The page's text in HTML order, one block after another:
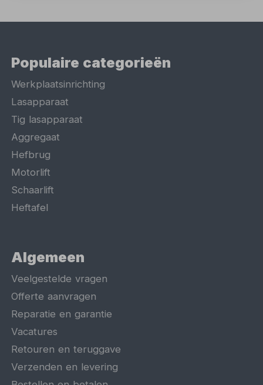
Populaire categorieën
Werkplaatsinrichting
Lasapparaat
Tig lasapparaat
Aggregaat
Hefbrug
Motorlift
Schaarlift
Heftafel
Algemeen
Veelgestelde vragen
Offerte aanvragen
Reparatie en garantie
Vacatures
Retouren en teruggave
Verzenden en levering